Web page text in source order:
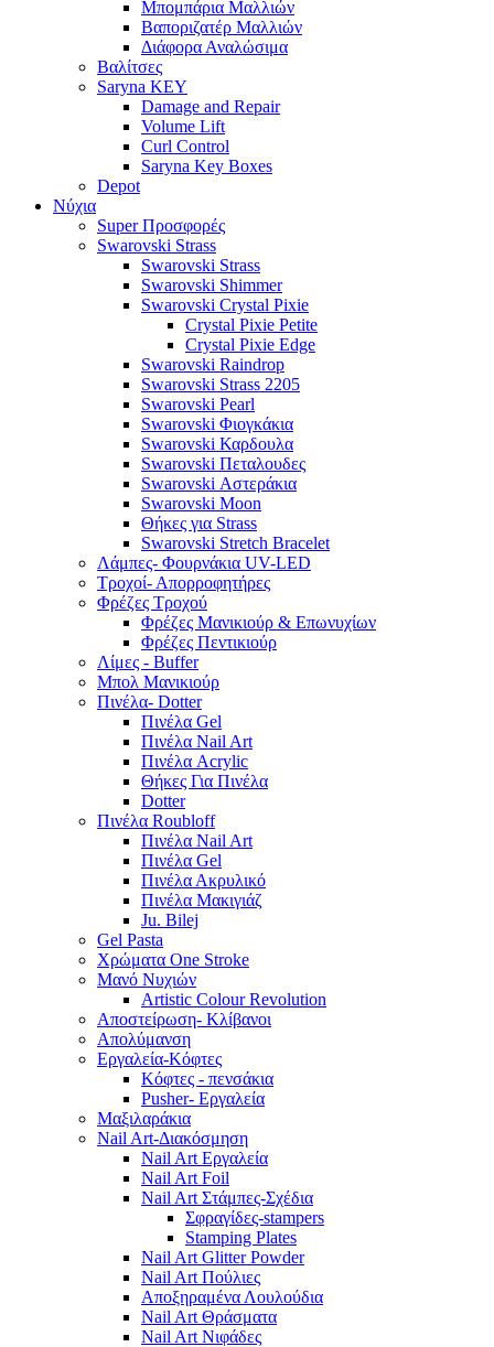
Μπομπάρια Μαλλιών
Βαποριζατέρ Μαλλιών
Διάφορα Αναλώσιμα
Βαλίτσες
Saryna KEY
Damage and Repair
Volume Lift
Curl Control
Saryna Key Boxes
Depot
Νύχια
Super Προσφορές
Swarovski Strass
Swarovski Strass
Swarovski Shimmer
Swarovski Crystal Pixie
Crystal Pixie Petite
Crystal Pixie Edge
Swarovski Raindrop
Swarovski Strass 2205
Swarovski Pearl
Swarovski Φιογκάκια
Swarovski Καρδουλα
Swarovski Πεταλουδες
Swarovski Αστεράκια
Swarovski Moon
Θήκες για Strass
Swarovski Stretch Bracelet
Λάμπες- Φουρνάκια UV-LED
Τροχοί- Απορροφητήρες
Φρέζες Τροχού
Φρέζες Μανικιούρ & Επωνυχίων
Φρέζες Πεντικιούρ
Λίμες - Buffer
Μπολ Μανικιούρ
Πινέλα- Dotter
Πινέλα Gel
Πινέλα Nail Art
Πινέλα Acrylic
Θήκες Για Πινέλα
Dotter
Πινέλα Roubloff
Πινέλα Nail Art
Πινέλα Gel
Πινέλα Ακρυλικό
Πινέλα Μακιγιάζ
Ju. Bilej
Gel Pasta
Χρώματα One Stroke
Mανό Nυχιών
Artistic Colour Revolution
Αποστείρωση- Κλίβανοι
Απολύμανση
Εργαλεία-Κόφτες
Κόφτες - πενσάκια
Pusher- Εργαλεία
Μαξιλαράκια
Nail Art-Διακόσμηση
Nail Art Εργαλεία
Nail Art Foil
Nail Art Στάμπες-Σχέδια
Σφραγίδες-stampers
Stamping Plates
Nail Art Glitter Powder
Nail Art Πούλιες
Αποξηραμένα Λουλούδια
Nail Art Θράσματα
Nail Art Νιφάδες